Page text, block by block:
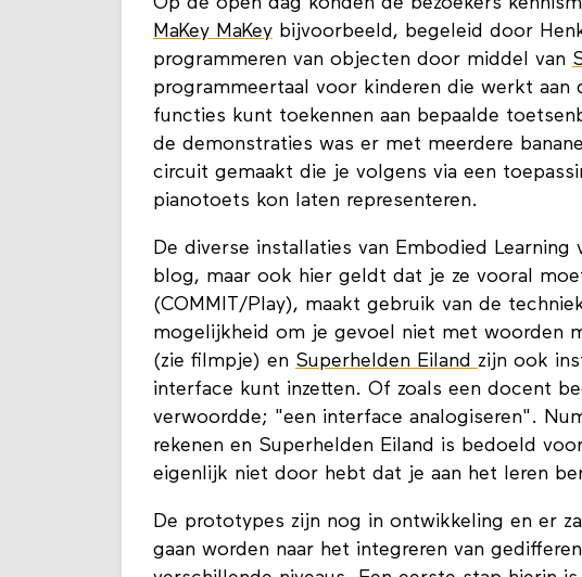
Op de open dag konden de bezoekers
MaKey MaKey bijvoorbeeld, begeleid door
programmeren van objecten door middel van
programmeertaal voor kinderen die werkt aan
functies kunt toekennen aan bepaalde
de demonstraties was er met meerdere
circuit gemaakt die je volgens via een
pianotoets kon laten representeren.
De diverse installaties van Embodied
blog, maar ook hier geldt dat je ze vooral
(COMMIT/Play), maakt gebruik van de
mogelijkheid om je gevoel niet met woorden
(zie filmpje) en Superhelden Eiland zijn ook
interface kunt inzetten. Of zoals een docent
verwoordde; "een interface analogiseren".
rekenen en Superhelden Eiland is bedoeld
eigenlijk niet door hebt dat je aan het leren
De prototypes zijn nog in ontwikkeling en er
gaan worden naar het integreren van